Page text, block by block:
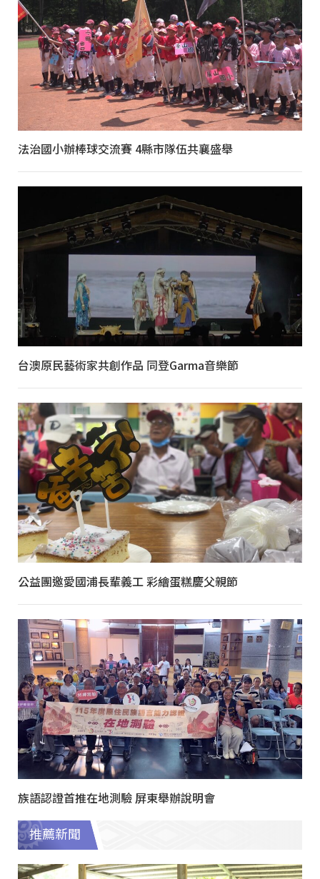
法治國小辦棒球交流賽 4縣市隊伍共襄盛舉
台澳原民藝術家共創作品 同登Garma音樂節
公益團邀愛國浦長輩義工 彩繪蛋糕慶父親節
族語認證首推在地測驗 屏東舉辦說明會
推薦新聞